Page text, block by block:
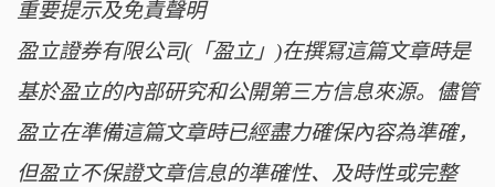
重要提示及免責聲明
盈立證券有限公司(「盈立」)在撰冩這篇文章時是
基於盈立的內部研究和公開第三方信息來源。儘管
盈立在準備這篇文章時已經盡力確保內容為準確，
但盈立不保證文章信息的準確性、及時性或完整